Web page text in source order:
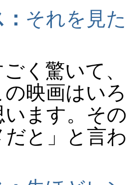
それを見
ごく驚いて
の映画はい
います。そ
だと」と言